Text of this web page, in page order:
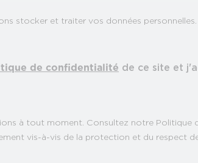
stocker et traiter vos données
de confidentialité de ce site et
à tout moment. Consultez notre
vis-à-vis de la protection et du respect